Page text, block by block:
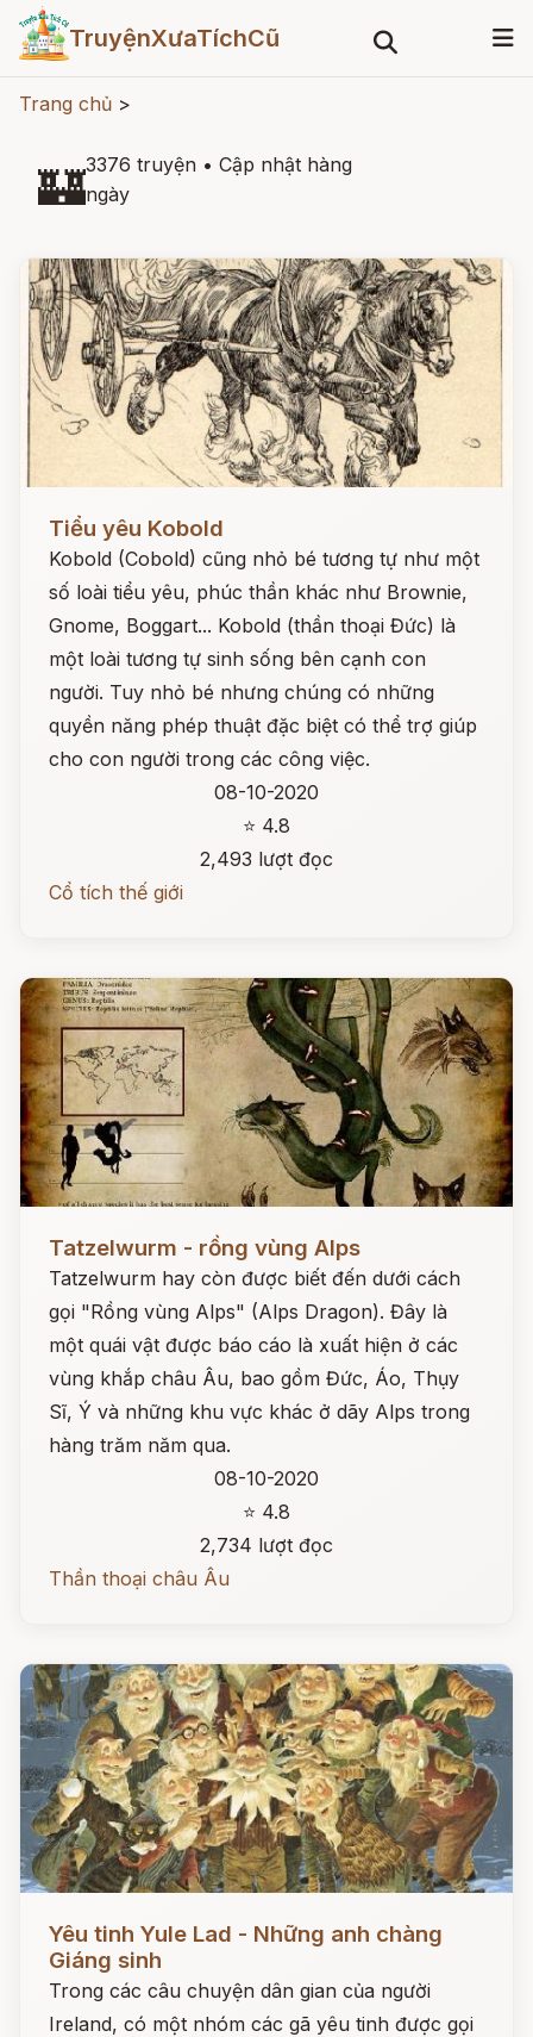
TruyệnXưaTíchCũ
Trang chủ >
🏰3376 truyện • Cập nhật hàng
ngày
Đọc ngay
Tiểu yêu Kobold
Kobold (Cobold) cũng nhỏ bé tương tự như một
số loài tiểu yêu, phúc thần khác như Brownie,
Gnome, Boggart... Kobold (thần thoại Đức) là
một loài tương tự sinh sống bên cạnh con
người. Tuy nhỏ bé nhưng chúng có những
quyền năng phép thuật đặc biệt có thể trợ giúp
cho con người trong các công việc.
08-10-2020
⭐ 4.8
2,493 lượt đọc
Cổ tích thế giới
Tatzelwurm - rồng vùng Alps
Tatzelwurm hay còn được biết đến dưới cách
gọi "Rồng vùng Alps" (Alps Dragon). Đây là
một quái vật được báo cáo là xuất hiện ở các
vùng khắp châu Âu, bao gồm Đức, Áo, Thụy
Sĩ, Ý và những khu vực khác ở dãy Alps trong
hàng trăm năm qua.
08-10-2020
⭐ 4.8
2,734 lượt đọc
Thần thoại châu Âu
Yêu tinh Yule Lad - Những anh chàng
Giáng sinh
Trong các câu chuyện dân gian của người
Ireland, có một nhóm các gã yêu tinh được gọi